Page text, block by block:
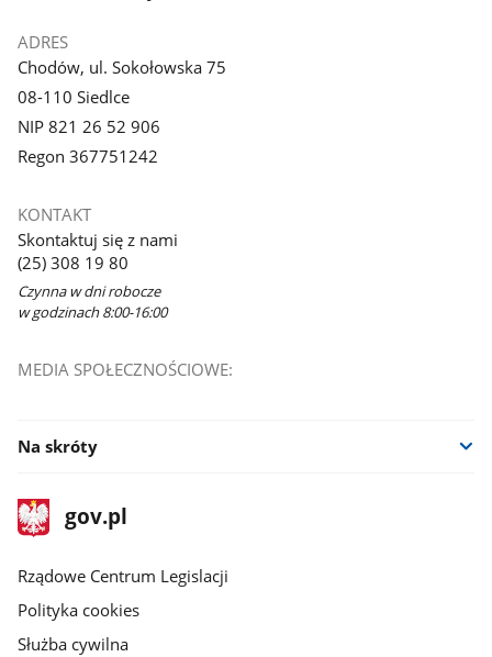
ADRES
Chodów, ul. Sokołowska 75
08-110 Siedlce
NIP 821 26 52 906
Regon 367751242
KONTAKT
Skontaktuj się z nami
(25) 308 19 80
Czynna w dni robocze
w godzinach 8:00-16:00
MEDIA SPOŁECZNOŚCIOWE:
Na skróty
stopka
gov.plStrona
gov.pl
Rządowe Centrum Legislacji
Polityka cookies
Służba cywilna